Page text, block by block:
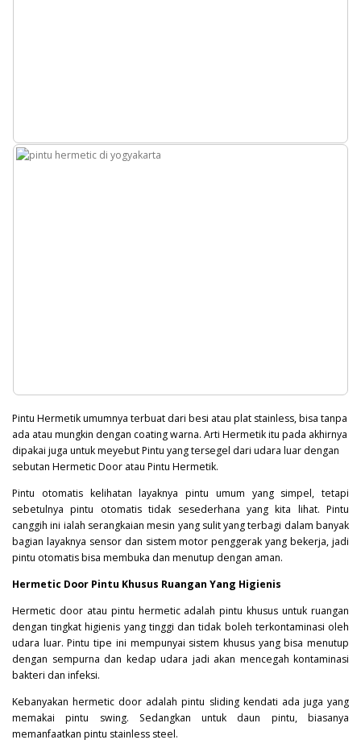
Pintu Hermetik umumnya terbuat dari besi atau plat stainless, bisa tanpa
ada atau mungkin dengan coating warna. Arti Hermetik itu pada akhirnya
dipakai juga untuk meyebut Pintu yang tersegel dari udara luar dengan
sebutan Hermetic Door atau Pintu Hermetik.
Pintu otomatis kelihatan layaknya pintu umum yang simpel, tetapi
sebetulnya pintu otomatis tidak sesederhana yang kita lihat. Pintu
canggih ini ialah serangkaian mesin yang sulit yang terbagi dalam banyak
bagian layaknya sensor dan sistem motor penggerak yang bekerja, jadi
pintu otomatis bisa membuka dan menutup dengan aman.
Hermetic Door Pintu Khusus Ruangan Yang Higienis
Hermetic door atau pintu hermetic adalah pintu khusus untuk ruangan
dengan tingkat higienis yang tinggi dan tidak boleh terkontaminasi oleh
udara luar. Pintu tipe ini mempunyai sistem khusus yang bisa menutup
dengan sempurna dan kedap udara jadi akan mencegah kontaminasi
bakteri dan infeksi.
Kebanyakan hermetic door adalah pintu sliding kendati ada juga yang
memakai pintu swing. Sedangkan untuk daun pintu, biasanya
memanfaatkan pintu stainless steel.